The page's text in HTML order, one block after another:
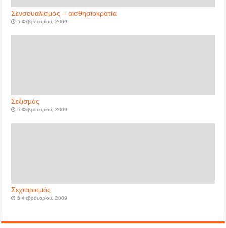
Σενσουαλισμός – αισθησιοκρατία
5 Φεβρουαρίου, 2009
Σεξισμός
5 Φεβρουαρίου, 2009
Σεχταρισμός
5 Φεβρουαρίου, 2009